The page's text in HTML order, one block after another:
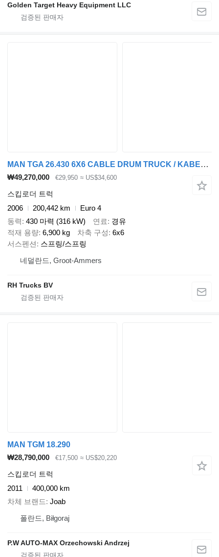
Golden Target Heavy Equipment LLC
MAN TGA 26.430 6X6 CABLE DRUM TRUCK / KABELPFLUG / KABELTROMMELWAGEN
₩49,270,000 €29,950 ≈ US$34,600
스킵로더 트럭
2006
200,442 km
Euro 4
동력 430 마력 (316 kW) 연료
경유
적재 용량 6,900 kg 차축 구성 6x6
서스펜션
스프링/스프링
네덜란드, Groot-Ammers
RH Trucks BV
MAN TGM 18.290
₩28,790,000
€17,500 ≈ US$20,220
스킵로더 트럭
2011
400,000 km
차체 브랜드 Joab
폴란드, Biłgoraj
P.W AUTO-MAX Orzechowski Andrzej